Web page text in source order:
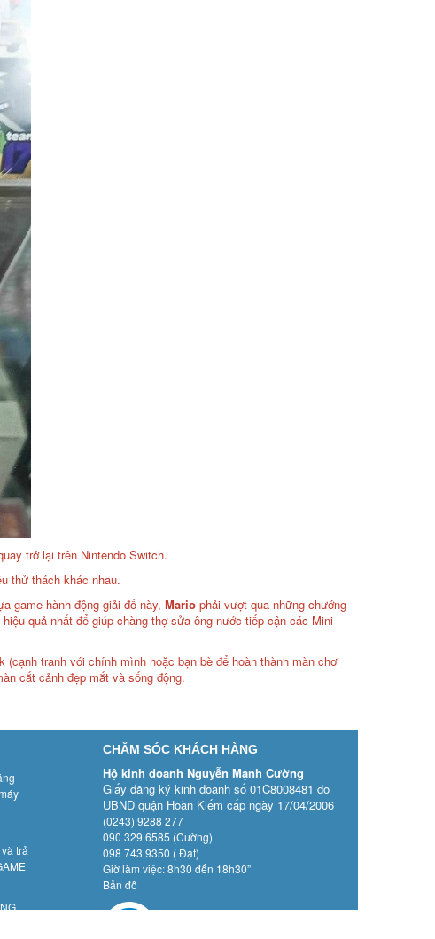
trở lại trên Nintendo Switch.
thử thách khác nhau.
game hành động giải đố này, Mario phải vượt qua những chướng
quả nhất để giúp chàng thợ sửa ông nước tiếp cận các Mini-
tranh với chính mình hoặc bạn bè để hoàn thành màn chơi
cắt cảnh đẹp mắt và sống động.
trả
CHĂM SÓC KHÁCH HÀNG
Hộ kinh doanh Nguyễn Mạnh Cường
Giấy đăng ký kinh doanh số 01C8008481 do
UBND quận Hoàn Kiếm cấp ngày 17/04/2006
(0243) 9288 277
090 329 6585 (Cường)
098 743 9350 ( Đạt)
Giờ làm việc: 8h30 đến 18h30”
Bản đồ